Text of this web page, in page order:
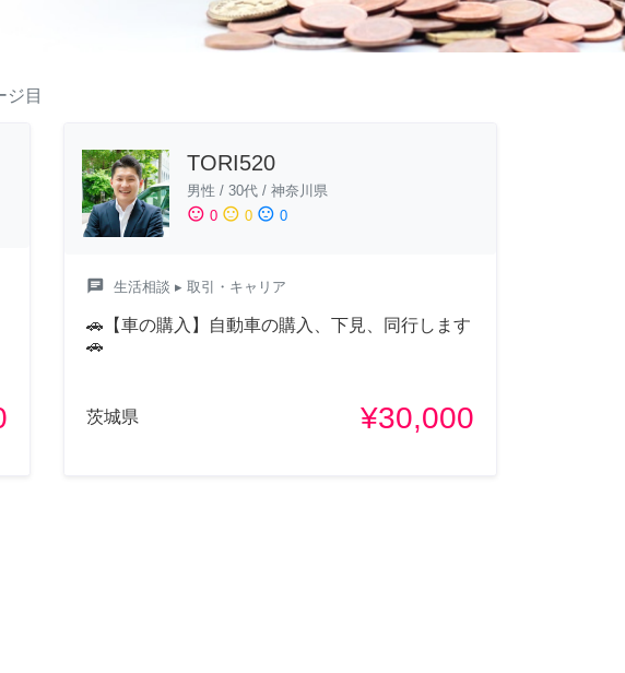
ジ目
TORI520
男性 / 30代/ 神奈川県
sentiment_satisfied 0 sentiment_neutral 0 sentiment_dissatisfied 0
chat 生活相談 ▸ 取引・キャリア
🚗【車の購入】自動車の購入、下見、同行します
🚗
茨城県 ¥30,000